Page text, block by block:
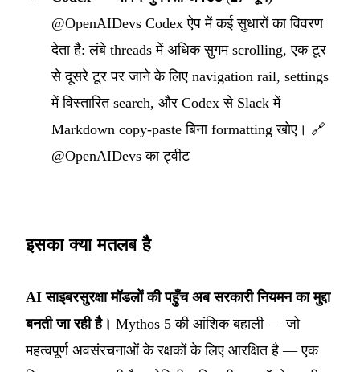
@OpenAIDevs Codex ऐप में कई सुधारों का विवरण
देता है: लंबे threads में अधिक सुगम scrolling, एक टूर
से दूसरे टूर पर जाने के लिए navigation rail, settings
में विस्तारित search, और Codex से Slack में
Markdown copy-paste बिना formatting खोए। 🔗
@OpenAIDevs का ट्वीट
इसका क्या मतलब है
AI साइबरसुरक्षा मॉडलों की पहुँच अब सरकारी नियमन का मुद्दा
बनती जा रही है। Mythos 5 की आंशिक बहाली — जो
महत्वपूर्ण अवसंरचनाओं के रक्षकों के लिए आरक्षित है — एक